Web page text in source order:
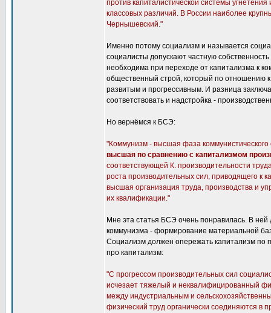
против капиталистической системы
классовых различий. В России наиболее
Чернышевский."
Именно потому социализм и называется
социалисты допускают частную
необходима при переходе от капитализма к
общественный строй, который по отношению
развитым и прогрессивным. И разница
соответствовать и надстройка -
Но вернёмся к БСЭ:
"Коммунизм - высшая фаза
высшая по сравнению с капитализмом
соответствующей К. производительности
роста производительных сил, приводящего к
высшая организация труда, производства и
их квалификации."
Мне эта статья БСЭ очень понравилась. В
коммунизма - формирование материальной
Социализм должен опережать капитализм по
про капитализм:
"С прогрессом производительных сил
исчезает тяжелый и неквалифицированный
между индустриальным и
физический труд органически соединяются в